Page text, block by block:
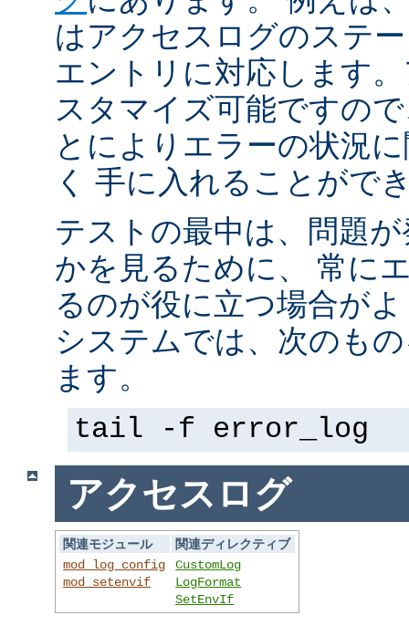
はアクセスログのステ
エントリに対応します
スタマイズ可能ですの
とによりエラーの状況
く 手に入れることがで
テストの最中は、問題
かを見るために、 常に
るのが役に立つ場合が
システムでは、次のも
ます。
tail -f error_log
アクセスログ
関連モジュール
関連ディレクティブ
mod_log_config
mod_setenvif
CustomLog
LogFormat
SetEnvIf